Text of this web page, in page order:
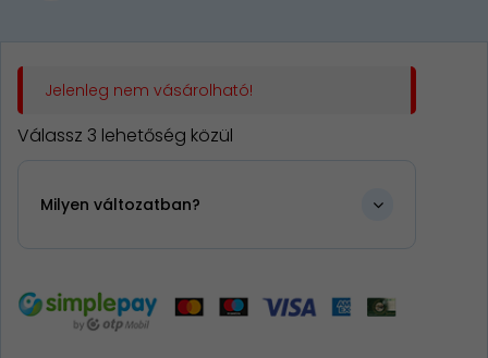
Jelenleg nem vásárolható!
Válassz 3 lehetőség közül
Milyen változatban?